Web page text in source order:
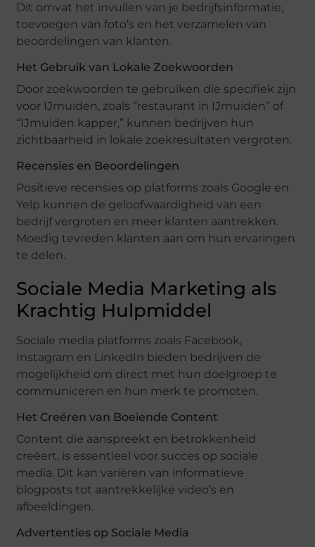
Dit omvat het invullen van je bedrijfsinformatie,
toevoegen van foto’s en het verzamelen van
beoordelingen van klanten.
Het Gebruik van Lokale Zoekwoorden
Door zoekwoorden te gebruiken die specifiek zijn
voor IJmuiden, zoals “restaurant in IJmuiden” of
“IJmuiden kapper,” kunnen bedrijven hun
zichtbaarheid in lokale zoekresultaten vergroten.
Recensies en Beoordelingen
Positieve recensies op platforms zoals Google en
Yelp kunnen de geloofwaardigheid van een
bedrijf vergroten en meer klanten aantrekken.
Moedig tevreden klanten aan om hun ervaringen
te delen.
Sociale Media Marketing als
Krachtig Hulpmiddel
Sociale media platforms zoals Facebook,
Instagram en LinkedIn bieden bedrijven de
mogelijkheid om direct met hun doelgroep te
communiceren en hun merk te promoten.
Het Creëren van Boeiende Content
Content die aanspreekt en betrokkenheid
creëert, is essentieel voor succes op sociale
media. Dit kan variëren van informatieve
blogposts tot aantrekkelijke video’s en
afbeeldingen.
Advertenties op Sociale Media